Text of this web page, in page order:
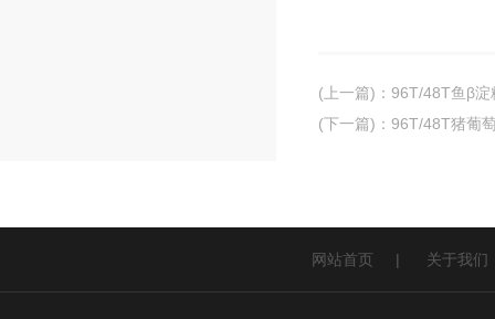
(上一篇) ： 96T/48T鱼β淀
(下一篇) ： 96T/48T猪葡
网站首页 | 关于我们